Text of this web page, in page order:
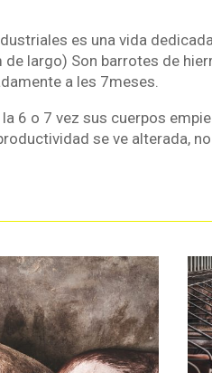
es una vida
largo) Son barrotes de
a les 7meses.
6 o 7 vez sus cuerpos
se ve alterada,